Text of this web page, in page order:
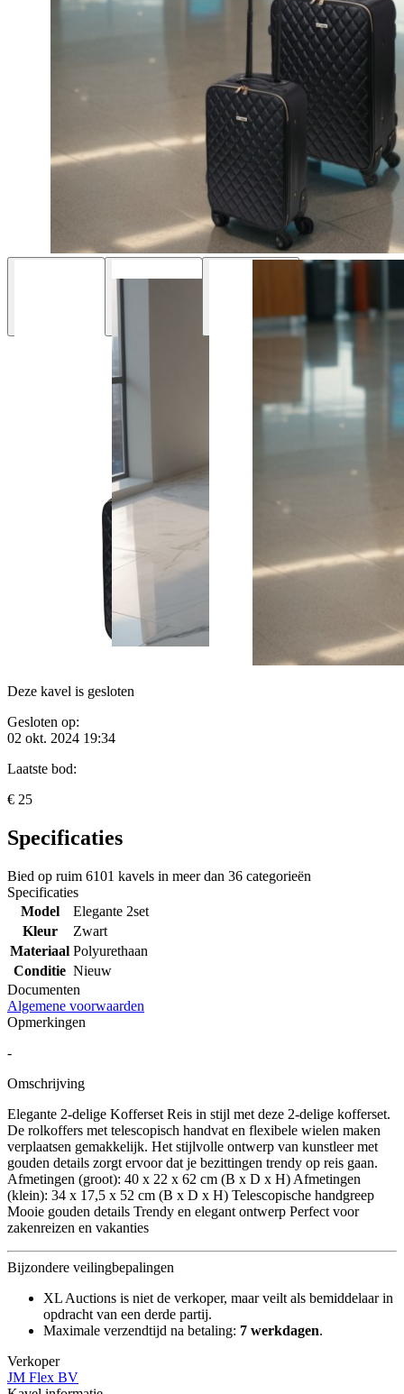
Deze kavel is gesloten
Gesloten op:
02 okt. 2024 19:34
Laatste bod:
€ 25
Specificaties
Bied op ruim 6101 kavels in meer dan 36 categorieën
Specificaties
Model
Elegante 2set
Kleur
Zwart
Materiaal Polyurethaan
Conditie Nieuw
Documenten
Algemene voorwaarden
Opmerkingen
-
Omschrijving
Elegante 2-delige Kofferset Reis in stijl met deze 2-delige kofferset.
De rolkoffers met telescopisch handvat en flexibele wielen maken
verplaatsen gemakkelijk. Het stijlvolle ontwerp van kunstleer met
gouden details zorgt ervoor dat je bezittingen trendy op reis gaan.
Afmetingen (groot): 40 x 22 x 62 cm (B x D x H) Afmetingen
(klein): 34 x 17,5 x 52 cm (B x D x H) Telescopische handgreep
Mooie gouden details Trendy en elegant ontwerp Perfect voor
zakenreizen en vakanties
Bijzondere veilingbepalingen
XL Auctions is niet de verkoper, maar veilt als bemiddelaar in
opdracht van een derde partij.
Maximale verzendtijd na betaling: 7 werkdagen.
Verkoper
JM Flex BV